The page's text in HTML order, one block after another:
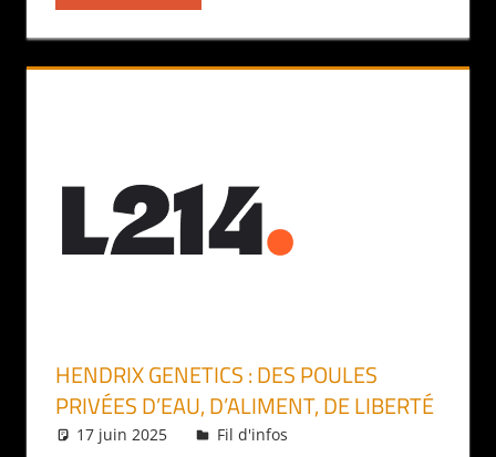
HENDRIX GENETICS : DES POULES
PRIVÉES D’EAU, D’ALIMENT, DE LIBERTÉ
17 juin 2025 Daniel
Fil d'infos